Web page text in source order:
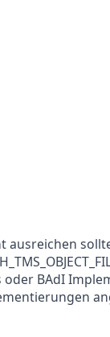
BAdI